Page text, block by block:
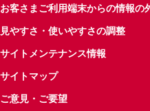
お客さまご利用端末からの情報の
見やすさ・使いやすさの調整
サイトメンテナンス情報
サイトマップ
ご意見・ご要望